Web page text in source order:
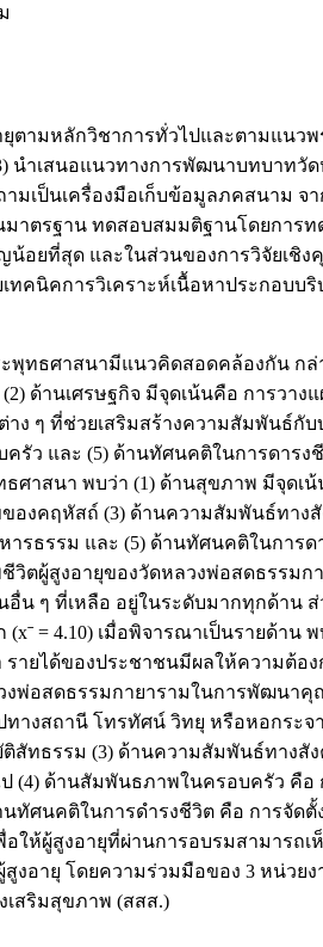
ามหลักวิชาการทั่วไปและตามแนว
ำเสนอแนวทางการพัฒนาบทบาทวั
มเป็นเครื่องมือเก็บข้อมูลภคสนาม
าตรฐาน ทดสอบสมมติฐานโดยการ
อยที่สุด และในส่วนของการวิจัยเ
คนิคการวิเคราะห์เนื้อหาประกอบบริ
ทธศาสนามีแนวคิดสอดคล้องกัน
ด้านเศรษฐกิจ มีจุดเน้นคือ การวา
ง ๆ ที่ช่วยเสริมสร้างความสัมพันธ์
รัว และ (5) ด้านทัศนคติในการดา
สนา พบว่า (1) ด้านสุขภาพ มีจุดเ
องคฤหัสถ์ (3) ด้านความสัมพันธ์ทา
ธรรม และ (5) ด้านทัศนคติในการ
สูงอายุของวัดหลวงพ่อสดธรรมกา
อื่น ๆ ที่เหลือ อยู่ในระดับมากทุกด้
= 4.10) เมื่อพิจารณาเป็นรายด้า
ายได้ของประชาชนมีผลให้ความ
พ่อสดธรรมกายารามในการพัฒนา
สถานี โทรทัศน์ วิทยุ หรือหอกระจ
สัทธรรม (3) ด้านความสัมพันธ์ทา
(4) ด้านสัมพันธภาพในครอบครัว คื
ศนคติในการดำรงชีวิต คือ การจัด
ห้ผู้สูงอายุที่ผ่านการอบรมสามาร
งอายุ โดยความร่วมมือของ 3 หน่ว
สริมสุขภาพ (สสส.)